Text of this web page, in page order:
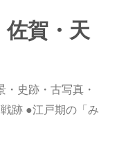
賀・天
史跡・古写真・
跡 ●江戸期の「み